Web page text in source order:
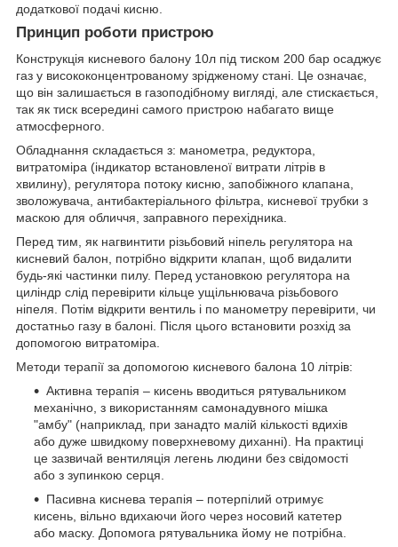
додаткової подачі кисню.
Принцип роботи пристрою
Конструкція кисневого балону 10л під тиском 200 бар осаджує
газ у висококонцентрованому зрідженому стані. Це означає,
що він залишається в газоподібному вигляді, але стискається,
так як тиск всередині самого пристрою набагато вище
атмосферного.
Обладнання складається з: манометра, редуктора,
витратоміра (індикатор встановленої витрати літрів в
хвилину), регулятора потоку кисню, запобіжного клапана,
зволожувача, антибактеріального фільтра, кисневої трубки з
маскою для обличчя, заправного перехідника.
Перед тим, як нагвинтити різьбовий ніпель регулятора на
кисневий балон, потрібно відкрити клапан, щоб видалити
будь-які частинки пилу. Перед установкою регулятора на
циліндр слід перевірити кільце ущільнювача різьбового
ніпеля. Потім відкрити вентиль і по манометру перевірити, чи
достатньо газу в балоні. Після цього встановити розхід за
допомогою витратоміра.
Методи терапії за допомогою кисневого балона 10 літрів:
Активна терапія – кисень вводиться рятувальником
механічно, з використанням самонадувного мішка
"амбу" (наприклад, при занадто малій кількості вдихів
або дуже швидкому поверхневому диханні). На практиці
це зазвичай вентиляція легень людини без свідомості
або з зупинкою серця.
Пасивна киснева терапія – потерпілий отримує
кисень, вільно вдихаючи його через носовий катетер
або маску. Допомога рятувальника йому не потрібна.